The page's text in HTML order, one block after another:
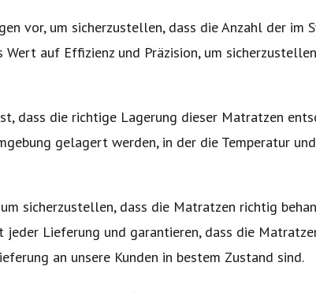
vor, um sicherzustellen, dass die Anzahl der
auf Effizienz und Präzision, um
dass die richtige Lagerung dieser Matratzen
gelagert werden, in der die Temperatur
sicherzustellen, dass die Matratzen richtig
Lieferung und garantieren, dass die
an unsere Kunden in bestem Zustand sind.